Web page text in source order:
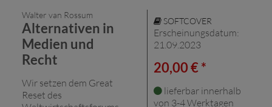
Walter van Rossum
Alternativen in
Medien und
Recht
Wir setzen dem Great
Reset des
SOFTCOVER
Erscheinungsdatum:
21.09.2023
20,00 € *
lieferbar innerhalb
von 3-4 Werktagen